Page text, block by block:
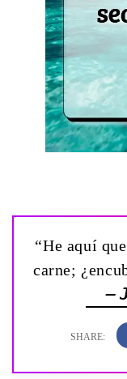
“He aquí
carne;
—